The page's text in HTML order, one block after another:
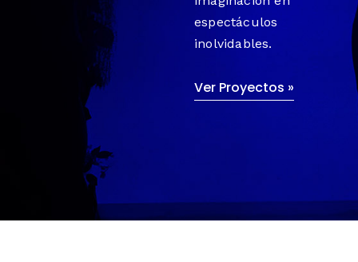
espectáculos
inolvidables.
Ver Proyectos »